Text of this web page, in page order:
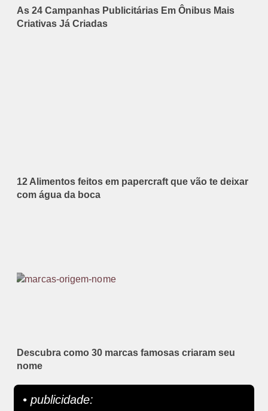
As 24 Campanhas Publicitárias Em Ônibus Mais
Criativas Já Criadas
12 Alimentos feitos em papercraft que vão te deixar
com água da boca
Descubra como 30 marcas famosas criaram seu
nome
• publicidade: